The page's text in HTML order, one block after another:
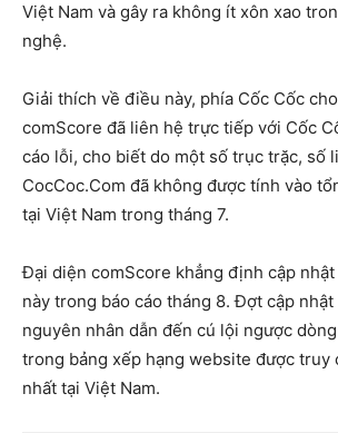
Việt Nam và gây ra không ít xôn xao
nghệ.
Giải thích về điều này, phía Cốc Cốc
comScore đã liên hệ trực tiếp với Cốc
cáo lỗi, cho biết do một số trục trặc, số
CocCoc.Com đã không được tính vào
tại Việt Nam trong tháng 7.
Đại diện comScore khẳng định cập
này trong báo cáo tháng 8. Đợt cập
nguyên nhân dẫn đến cú lội ngược
trong bảng xếp hạng website được truy
nhất tại Việt Nam.